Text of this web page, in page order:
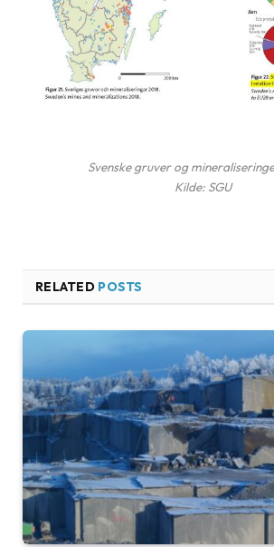
Svenske gruver og
Kilde: SGU
RELATED POSTS